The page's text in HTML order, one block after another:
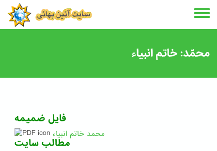
Skip
main
محمّد: خاتم انبیاء
فایل ضمیمه
محمد خاتم انبیاء
مطالب سایت